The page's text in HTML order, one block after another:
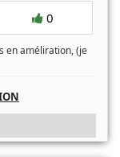
0
en améliration, (je